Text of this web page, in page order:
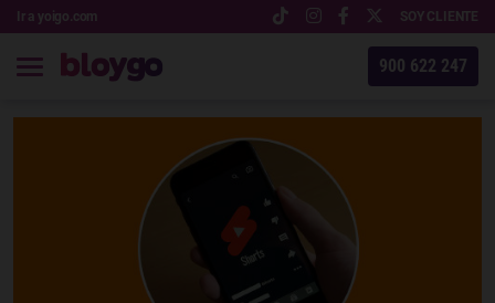
Ir a yoigo.com SOY CLIENTE
900 622 247